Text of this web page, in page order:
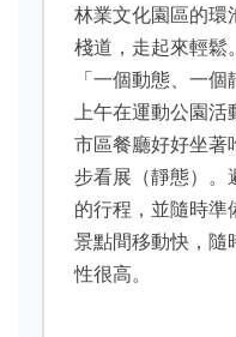
林業文化園區的環
棧道，走起來輕鬆
「一個動態、一
上午在運動公園
市區餐廳好好坐著
步看展（靜態）。
的行程，並隨時準
景點間移動快，隨
性很高。